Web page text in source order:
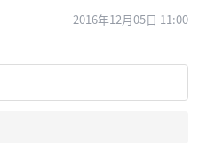
2016年12月05日 11:00